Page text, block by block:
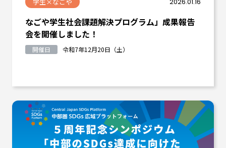
なごや学生社会課題解決プログラム」成果報告
会を開催しました！
開催日 令和7年12月20日（土）